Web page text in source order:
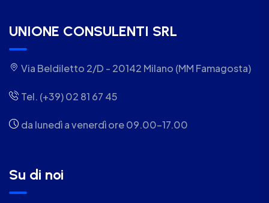
UNIONE CONSULENTI SRL
Via Beldiletto 2/D - 20142 Milano (MM Famagosta)
Tel. (+39) 02 81 67 45
da lunedì a venerdì ore 09.00-17.00
Su di noi